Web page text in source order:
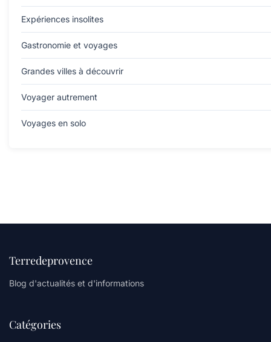
Expériences insolites
Gastronomie et voyages
Grandes villes à découvrir
Voyager autrement
Voyages en solo
Terredeprovence
Blog d'actualités et d'informations
Catégories